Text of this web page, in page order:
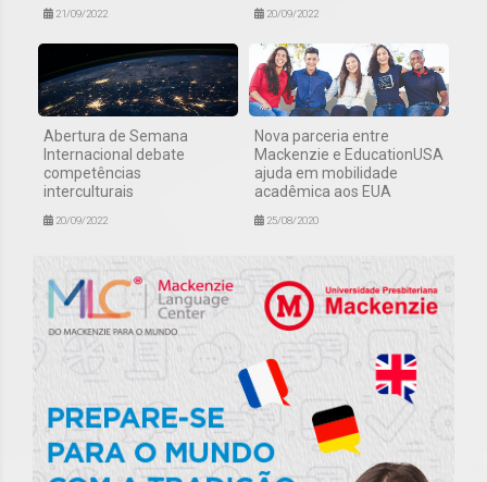
21/09/2022 20/09/2022
Abertura de Semana
Internacional debate
competências
interculturais
20/09/2022
Nova parceria entre
Mackenzie e EducationUSA
ajuda em mobilidade
acadêmica aos EUA
25/08/2020